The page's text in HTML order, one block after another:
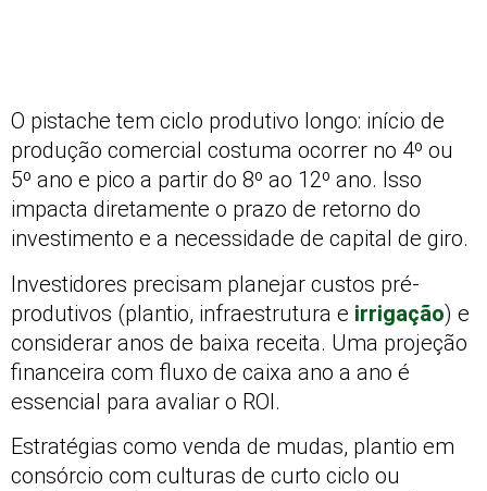
O pistache tem ciclo produtivo longo: início de
produção comercial costuma ocorrer no 4º ou
5º ano e pico a partir do 8º ao 12º ano. Isso
impacta diretamente o prazo de retorno do
investimento e a necessidade de capital de giro.
Investidores precisam planejar custos pré-
produtivos (plantio, infraestrutura e irrigação) e
considerar anos de baixa receita. Uma projeção
financeira com fluxo de caixa ano a ano é
essencial para avaliar o ROI.
Estratégias como venda de mudas, plantio em
consórcio com culturas de curto ciclo ou